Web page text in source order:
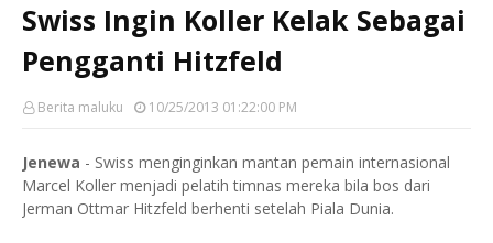
Swiss Ingin Koller Kelak Sebagai
Pengganti Hitzfeld
Berita maluku 10/25/2013 01:22:00 PM
Jenewa - Swiss menginginkan mantan pemain internasional
Marcel Koller menjadi pelatih timnas mereka bila bos dari
Jerman Ottmar Hitzfeld berhenti setelah Piala Dunia.